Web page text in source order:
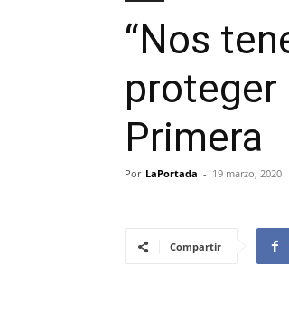
“Nos
proteger
Primera
Por LaPortada - 19 marzo, 2020
Compartir